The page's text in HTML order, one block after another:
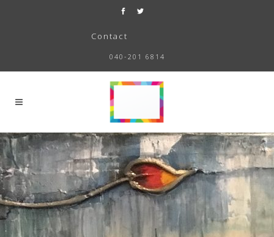
Contact
040-201 6814